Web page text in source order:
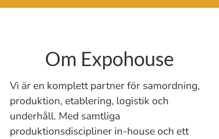
Om Expohouse
Vi är en komplett partner för samordning,
produktion, etablering, logistik och
underhåll. Med samtliga
produktionsdiscipliner in-house och ett